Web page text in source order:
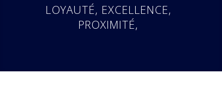
LOYAUTÉ, EXCELLENCE,
PROXIMITÉ,